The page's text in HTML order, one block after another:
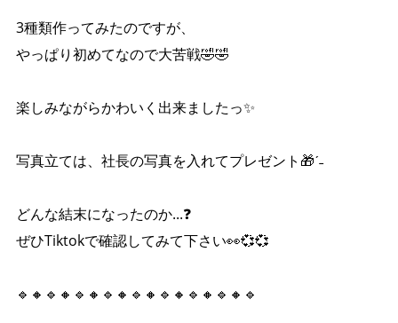
3種類作ってみたのですが、
やっぱり初めてなので大苦戦🤣🤣
楽しみながらかわいく出来ましたっ✨️
写真立ては、社長の写真を入れてプレゼント🎁ˊ˗
どんな結末になったのか...❓
ぜひTiktokで確認してみて下さい👀💞💞
🔹🔸🔹🔸🔹🔸🔹🔸🔹🔸🔹🔸🔹🔸🔹🔸🔹